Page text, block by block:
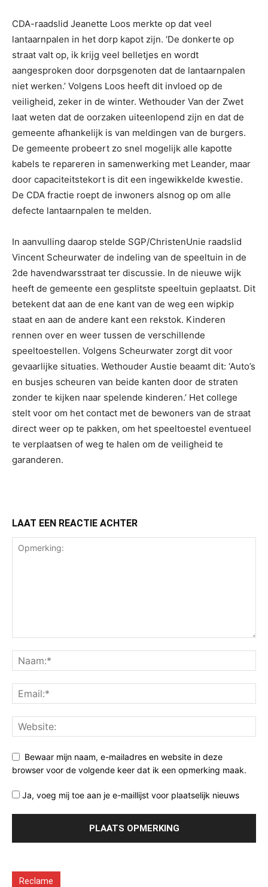
CDA-raadslid Jeanette Loos merkte op dat veel
lantaarnpalen in het dorp kapot zijn. ‘De donkerte op
straat valt op, ik krijg veel belletjes en wordt
aangesproken door dorpsgenoten dat de lantaarnpalen
niet werken.’ Volgens Loos heeft dit invloed op de
veiligheid, zeker in de winter. Wethouder Van der Zwet
laat weten dat de oorzaken uiteenlopend zijn en dat de
gemeente afhankelijk is van meldingen van de burgers.
De gemeente probeert zo snel mogelijk alle kapotte
kabels te repareren in samenwerking met Leander, maar
door capaciteitstekort is dit een ingewikkelde kwestie.
De CDA fractie roept de inwoners alsnog op om alle
defecte lantaarnpalen te melden.
In aanvulling daarop stelde SGP/ChristenUnie raadslid
Vincent Scheurwater de indeling van de speeltuin in de
2de havendwarsstraat ter discussie. In de nieuwe wijk
heeft de gemeente een gesplitste speeltuin geplaatst. Dit
betekent dat aan de ene kant van de weg een wipkip
staat en aan de andere kant een rekstok. Kinderen
rennen over en weer tussen de verschillende
speeltoestellen. Volgens Scheurwater zorgt dit voor
gevaarlijke situaties. Wethouder Austie beaamt dit: ‘Auto’s
en busjes scheuren van beide kanten door de straten
zonder te kijken naar spelende kinderen.’ Het college
stelt voor om het contact met de bewoners van de straat
direct weer op te pakken, om het speeltoestel eventueel
te verplaatsen of weg te halen om de veiligheid te
garanderen.
LAAT EEN REACTIE ACHTER
Bewaar mijn naam, e-mailadres en website in deze
browser voor de volgende keer dat ik een opmerking maak.
Ja, voeg mij toe aan je e-maillijst voor plaatselijk nieuws
Reclame